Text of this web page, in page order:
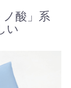
酸」系
い